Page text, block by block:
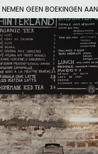
NEMEN GEEN BOEKINGEN AAN